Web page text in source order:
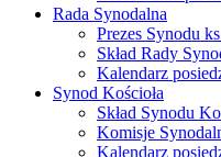
Rada Synodalna
Prezes Synodu
Skład Rady
Kalendarz
Synod Kościoła
Skład Synodu
Komisje
Kalendarz